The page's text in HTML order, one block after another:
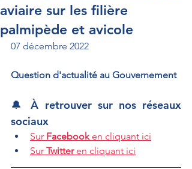
aviaire sur les filière
palmipède et avicole
07 décembre 2022
Question d'actualité au Gouvernement
🔔 À retrouver sur nos réseaux
sociaux
Sur Facebook en cliquant ici
Sur Twitter en cliquant ici